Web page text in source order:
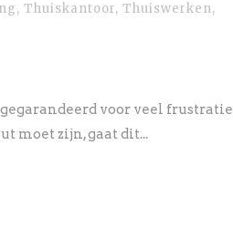
, Thuiskantoor, Thuiswerken,
voor veel frustratie
moet zijn, gaat dit...